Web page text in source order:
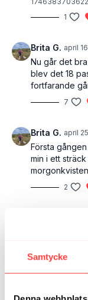
Samtycke
1
Brita G. april
Nu går det bra
blev det 18
fortfarande
7
Brita G. april
Första
min i ett
morgonkvisten
2
Härligt!
sällskapet! 💕
1